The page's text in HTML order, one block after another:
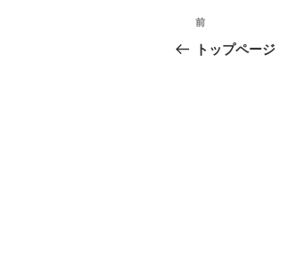
投
稿
前
の
前
トップページ